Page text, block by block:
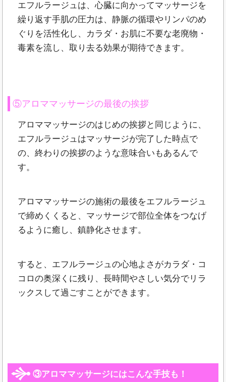
エフルラージュは、心臓に向かってマッサージを
繰り返す手肌の圧力は、静脈の循環やリンパのめ
ぐりを活性化し、カラダ・お肌に不要な老廃物・
毒素を流し、取り去る効果が期待できます。
⑤アロママッサージの最後の挨拶
アロママッサージのはじめの挨拶と同じように、
エフルラージュはマッサージが完了した時点で
の、終わりの挨拶のような意味合いもあるんで
す。
アロママッサージの施術の最後をエフルラージュ
で締めくくると、マッサージで部位全体をつなげ
るように癒し、鎮静化させます。
すると、エフルラージュの心地よさがカラダ・コ
コロの奥深くに残り、長時間やさしい気分でリラ
ックスして過ごすことができます。
③アロママッサージにはこんな手技も！